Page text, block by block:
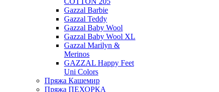
Gazzal Barbie
Gazzal Teddy
Gazzal Baby Wool
Gazzal Baby Wool XL
Gazzal Marilyn &
Merinos
GAZZAL Happy Feet
Uni Colors
Пряжа Кашемир
Пряжа ПЕХОРКА